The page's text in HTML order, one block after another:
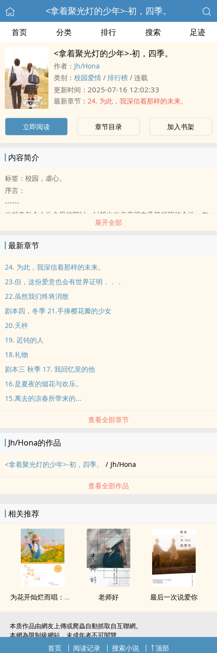
<拿着聚光灯的少年>-初，四季。
首页 分类 排行 搜索 足迹
<拿着聚光灯的少年>-初，四季。
作者： Jh/Hona
类别： 校园爱情 / 排行榜 / 连载
更新时间： 2025-07-16 12:02:33
最新章节： 24. 为此，我深信着那样的未来。
立即阅读 章节目录 加入书架
内容简介
标签：校园，虐心。
序言：
------
他就像每个人生命里的陪衬，衬托出他身旁朋友及其鲜明的个性，在
某些人眼里，他就是一个言行糟糕，轻浮的混帐，但在他的朋友眼
然而天才的他却选择隐藏自己的锋芒，也喜欢穿梭在人群中，宁可做
一个陪衬，也不愿站在众人的眼光下。
狗屎般，但身旁的朋友却对他没有任何怨言，因为他也像阳光般那样
照样着所有的人。
无论是一起经历儿时的她，还是与他有着分不开的缘分的她，还是被
他救赎过的他，在他们眼里，他就有如太阳般的，用着自己擅长的方
式帮着所有人。
里抽烟的少年。
碍于剧场人手不足雇请少年河野光担任灯光师一职。
展开全部
最新章节
24. 为此，我深信着那样的未来。
23.但，这份爱意也会有世界证明．．．
22.虽然我们终将消散
剧本四，冬季 21.手捧樱花瓣的少女
20.天秤
19. 迟钝的人
18.礼物
剧本三 秋季 17. 我回忆里的他
16.是夏夜的烟花与欢乐。
15.离去的凉春所带来的...
查看全部章节
Jh/Hona的作品
<拿着聚光灯的少年>-初，四季。 / Jh/Hona
查看全部作品
相关推荐
为花开灿烂而唱：外传 老师好 最后一次说爱你
本质作品由網友上傳或爬蟲自動抓取自互聯網。
本網為限制級網站，未成年者不可閱覽。
如無意中侵犯了您的權利，敬請聯系我們。
首页 阅读记录 搜索小说 顶部